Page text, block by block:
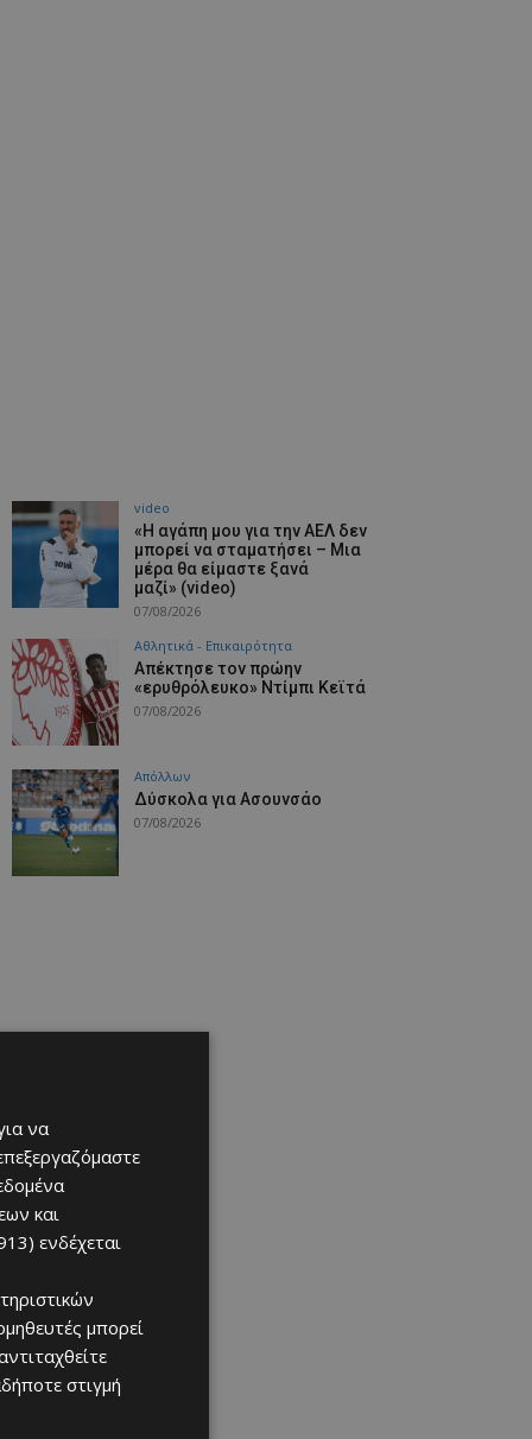
video
«Η αγάπη μου για την ΑΕΛ δεν
μπορεί να σταματήσει – Μια
μέρα θα είμαστε ξανά
μαζί» (video)
07/08/2026
Αθλητικά - Επικαιρότητα
Απέκτησε τον πρώην
«ερυθρόλευκο» Ντίμπι Κεϊτά
07/08/2026
Απόλλων
Δύσκολα για Ασουνσάο
07/08/2026
να
και
ενδέχεται
μπορεί
στιγμή